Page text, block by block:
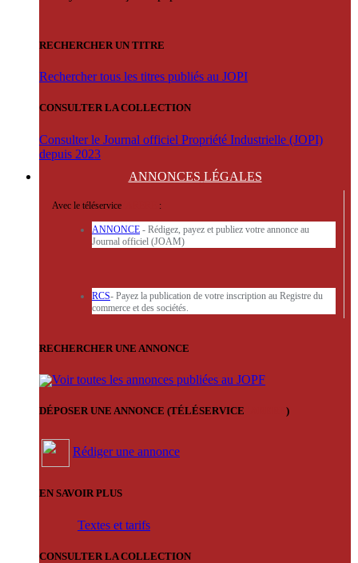
RECHERCHER UN TITRE
Rechercher tous les titres publiés au JOPI
CONSULTER LA COLLECTION
Consulter le Journal officiel Propriété Industrielle (JOPI)
depuis 2023
ANNONCES LÉGALES
Avec le téléservice :
ANNONCE - Rédigez, payez et publiez votre annonce au
Journal officiel (JOAM)
RCS- Payez la publication de votre inscription au Registre du
commerce et des sociétés.
RECHERCHER UNE ANNONCE
Voir toutes les annonces publiées au JOPF
DÉPOSER UNE ANNONCE (TÉLÉSERVICE )
Rédiger une annonce
EN SAVOIR PLUS
Textes et tarifs
CONSULTER LA COLLECTION